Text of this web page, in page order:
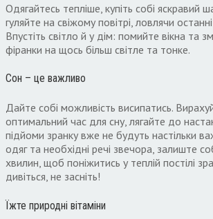
Одягайтесь тепліше, купіть собі яскравий
гуляйте на свіжому повітрі, ловлячи
Впустіть світло й у дім: помийте вікна та
фіранки на щось більш світле та тонке.
Сон – це важливо
Дайте собі можливість висипатись.
оптимальний час для сну, лягайте до
підйоми зранку вже не будуть настільки
одяг та необхідні речі звечора, залиште
хвилин, щоб поніжитись у теплій постілі
дивіться, не засніть!
Їжте природні вітаміни